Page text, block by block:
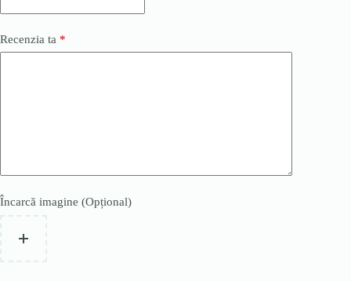
Recenzia ta *
Încarcă imagine (Opțional)